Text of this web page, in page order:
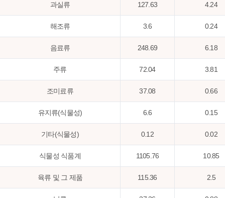
과실류 127.63 4.24
해조류 3.6 0.24
음료류 248.69 6.18
주류 72.04 3.81
조미료류 37.08 0.66
유지류(식물성) 6.6 0.15
기타(식물성) 0.12 0.02
식물성 식품계 1105.76 10.85
육류 및 그 제품 115.36 2.5